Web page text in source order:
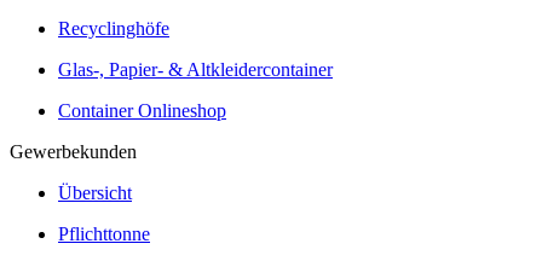
Recyclinghöfe
Glas-, Papier- & Altkleidercontainer
Container Onlineshop
Gewerbekunden
Übersicht
Pflichttonne